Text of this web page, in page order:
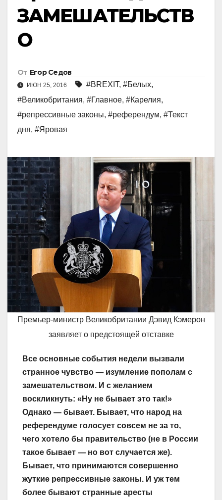
ЗАМЕШАТЕЛЬСТВ
О
От Егор Седов
ИЮН 25, 2016 #BREXIT, #Белых,
#Великобритания, #Главное, #Карелия,
#репрессивные законы, #референдум, #Текст
дня, #Яровая
Премьер-министр Великобритании Дэвид Кэмерон
заявляет о предстоящей отставке
Все основные события недели вызвали
странное чувство — изумление пополам с
замешательством. И с желанием
воскликнуть: «Ну не бывает это так!»
Однако — бывает. Бывает, что народ на
референдуме голосует совсем не за то,
чего хотело бы правительство (не в России
такое бывает — но вот случается же).
Бывает, что принимаются совершенно
жуткие репрессивные законы. И уж тем
более бывают странные аресты